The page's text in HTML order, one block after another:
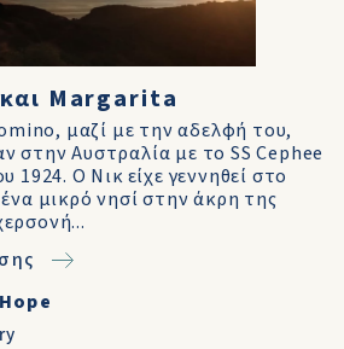
Margarita
μαζί με την αδελφή του,
στην Αυστραλία με το SS Cephee
1924. Ο Νικ είχε γεννηθεί στο
μικρό νησί στην άκρη της